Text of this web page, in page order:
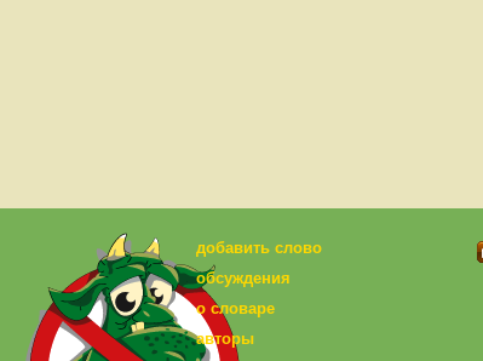
добавить слово
обсуждения
о словаре
авторы